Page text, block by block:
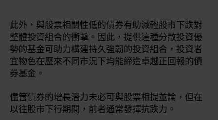
此外，與股票相關性低的債券有助減輕股市下跌對
整體投資組合的衝擊。因此，提供這種分散投資優
勢的基金可助力構建持久強韌的投資組合，投資者
宜物色在歷來不同市況下均能締造卓越正回報的債
券基金。
儘管債券的增長潛力未必可與股票相提並論，但在
以往股市下行期間，前者通常發揮抗跌力。